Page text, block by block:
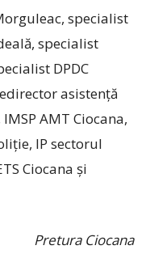
specialist
specialist
DPDC
asistenţă
AMT Ciocana,
IP sectorul
Ciocana și
Pretura Ciocana